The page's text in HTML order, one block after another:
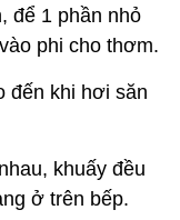
để 1 phần nhỏ
phi cho thơm.
đến khi hơi săn
khuấy đều
ở trên bếp.